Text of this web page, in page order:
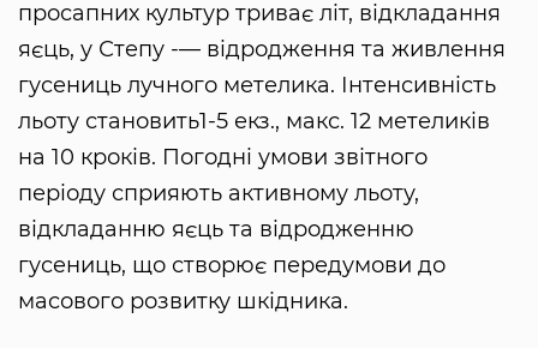
просапних культур триває літ, відкладання
яєць, у Степу -— відродження та живлення
гусениць лучного метелика. Інтенсивність
льоту становить1-5 екз., макс. 12 метеликів
на 10 кроків. Погодні умови звітного
періоду сприяють активному льоту,
відкладанню яєць та відродженню
гусениць, що створює передумови до
масового розвитку шкідника.